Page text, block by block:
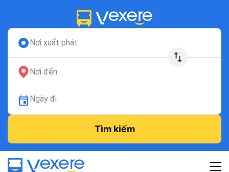
Nơi xuất phát
Nơi đến
Ngày đi
Tìm kiếm